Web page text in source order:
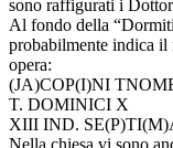
sono raffigurati i
Al fondo della
probabilmente indica il
opera:
(JA)COP(I)NI
T. DOMINICI X
XIII IND.
Nella chiesa vi sono